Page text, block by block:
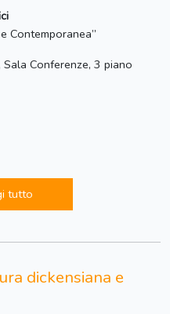
Contemporanea”
Conferenze, 3 piano
tutto
dickensiana e